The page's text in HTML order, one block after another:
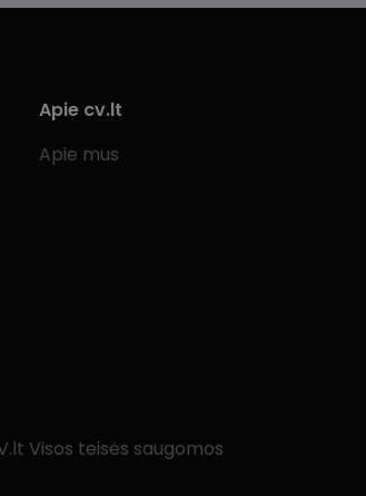
Apie cv.lt
Apie mus
Visos teisės saugomos